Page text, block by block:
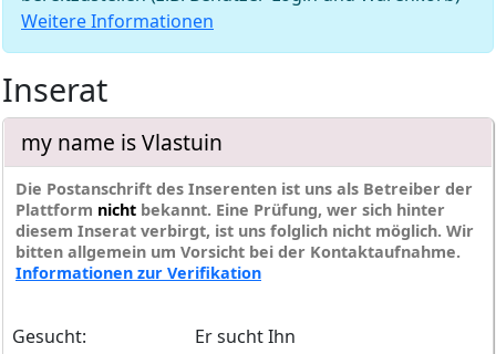
Weitere Informationen
Inserat
my name is Vlastuin
Die Postanschrift des Inserenten ist uns als Betreiber der
Plattform nicht bekannt. Eine Prüfung, wer sich hinter
diesem Inserat verbirgt, ist uns folglich nicht möglich. Wir
bitten allgemein um Vorsicht bei der Kontaktaufnahme.
Informationen zur Verifikation
Gesucht:
Er sucht Ihn